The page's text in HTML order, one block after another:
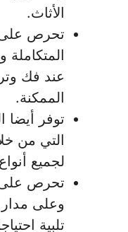
الأثاث.
تحرص على
المتكاملة
عند فك
الممكنة.
توفر أيضا
التي من
لجميع
تحرص على
وعلى مدار
تلبية